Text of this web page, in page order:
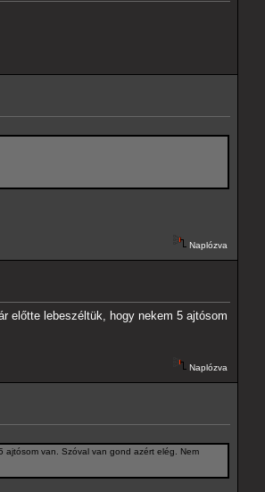
Naplózva
előtte lebeszéltük, hogy nekem 5 ajtósom
Naplózva
ajtósom van. Szóval van gond azért elég. Nem